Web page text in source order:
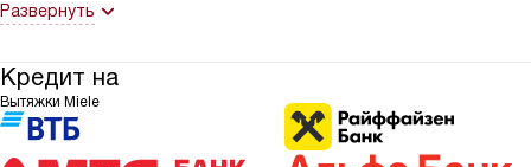
Развернуть
Кредит на
Вытяжки Miele